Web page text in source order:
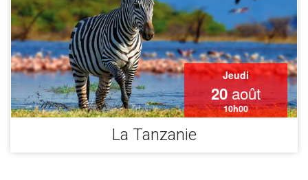
Jeudi
20 août
10h00
La Tanzanie